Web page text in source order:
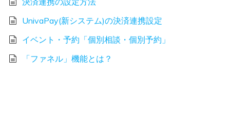
UnivaPay(新システム)の決済連携設定
イベント・予約「個別相談・個別予約」
「ファネル」機能とは？